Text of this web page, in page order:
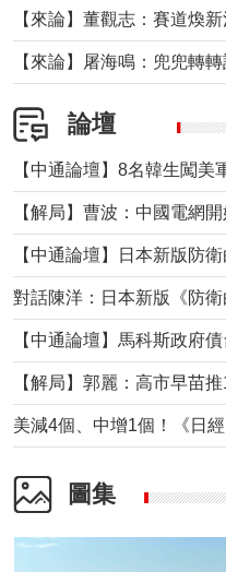
【來論】董觀志：賽道煥
論壇
圖集